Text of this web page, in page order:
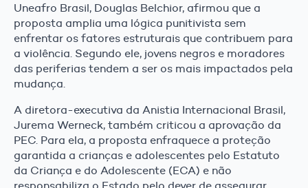
Uneafro Brasil, Douglas Belchior, afirmou que a
proposta amplia uma lógica punitivista sem
enfrentar os fatores estruturais que contribuem para
a violência. Segundo ele, jovens negros e moradores
das periferias tendem a ser os mais impactados pela
mudança.
A diretora-executiva da Anistia Internacional Brasil,
Jurema Werneck, também criticou a aprovação da
PEC. Para ela, a proposta enfraquece a proteção
garantida a crianças e adolescentes pelo Estatuto
da Criança e do Adolescente (ECA) e não